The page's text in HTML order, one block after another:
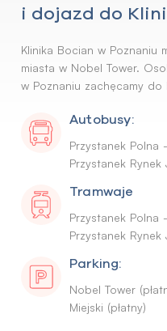
i dojazd do
Klinika Bocian w Poznaniu
miasta w Nobel Tower.
w Poznaniu zachęcamy
Autobusy:
Przystanek Polna
Przystanek
Tramwaje
Przystanek Polna
Przystanek Rynek
Parking:
Nobel Tower
Miejski (płatny)